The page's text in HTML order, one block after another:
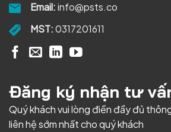
Email:info@psts.co
MST:0317201611
Đăng ký nhận tư
Quý khách vui lòng điền đầy đủ
liên hệ sớm nhất cho quý khách